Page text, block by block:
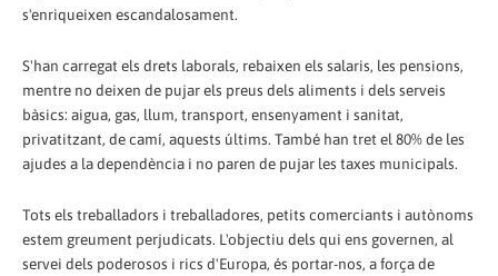
s'enriqueixen escandalosament.
S'han carregat els drets laborals, rebaixen els salaris, les pensions,
mentre no deixen de pujar els preus dels aliments i dels serveis
bàsics: aigua, gas, llum, transport, ensenyament i sanitat,
privatitzant, de camí, aquests últims. També han tret el 80% de les
ajudes a la dependència i no paren de pujar les taxes municipals.
Tots els treballadors i treballadores, petits comerciants i autònoms
estem greument perjudicats. L'objectiu dels qui ens governen, al
servei dels poderosos i rics d'Europa, és portar-nos, a força de